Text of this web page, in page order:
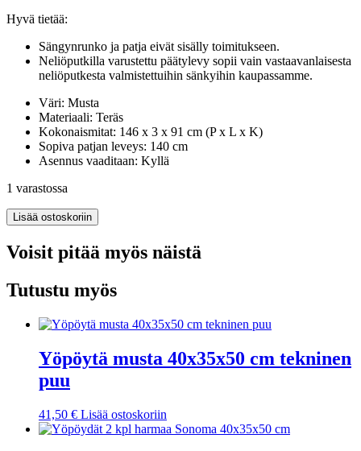
Hyvä tietää:
Sängynrunko ja patja eivät sisälly toimitukseen.
Neliöputkilla varustettu päätylevy sopii vain vastaavanlaisesta
neliöputkesta valmistettuihin sänkyihin kaupassamme.
Väri: Musta
Materiaali: Teräs
Kokonaismitat: 146 x 3 x 91 cm (P x L x K)
Sopiva patjan leveys: 140 cm
Asennus vaaditaan: Kyllä
1 varastossa
Metallinen
sängynpääty
musta
140
määrä
Lisää ostoskoriin
Voisit pitää myös näistä
Tutustu myös
Yöpöytä musta 40x35x50 cm tekninen
puu
41,50 € Lisää ostoskoriin